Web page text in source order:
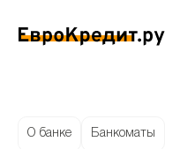
на карту
О банке Банкоматы